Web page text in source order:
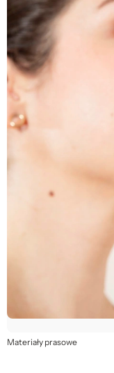
Materiały prasowe